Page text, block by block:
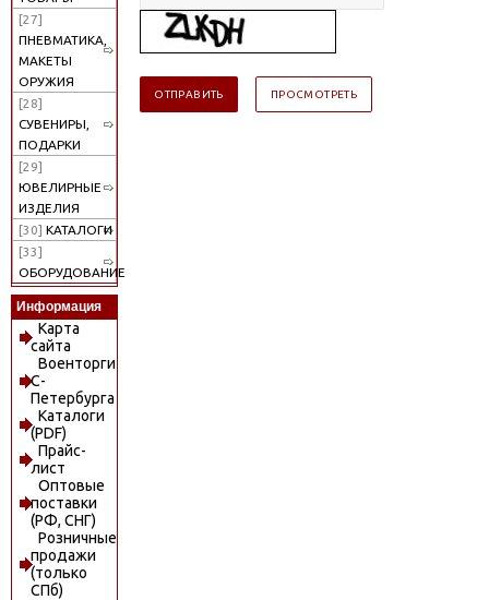
[27]
ПНЕВМАТИКА,
МАКЕТЫ
ОРУЖИЯ
[28]
СУВЕНИРЫ,
ПОДАРКИ
[29]
ЮВЕЛИРНЫЕ
ИЗДЕЛИЯ
[30] КАТАЛОГИ
[33]
ОБОРУДОВАНИЕ
Информация
Карта
сайта
Военторги
С-
Петербурга
Каталоги
(PDF)
Прайс-
лист
Оптовые
поставки
(РФ, СНГ)
Розничные
продажи
(только
СПб)